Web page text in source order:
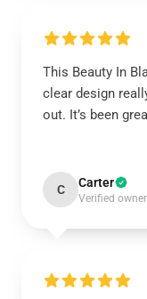
This Beauty In
clear design
out. It’s been
C Carter
Verified owner